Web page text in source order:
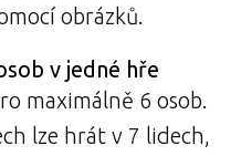
obrázků.
v jedné hře
maximálně 6 osob.
lze hrát v 7 lidech,